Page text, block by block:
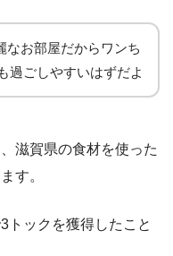
なお部屋だからワンち
過ごしやすいはずだよ
滋賀県の食材を使った
す。
トックを獲得したこと